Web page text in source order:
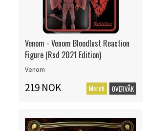
Venom - Venom Bloodlust Reaction
Figure (Rsd 2021 Edition)
Venom
219 NOK Merch OVERVÅK